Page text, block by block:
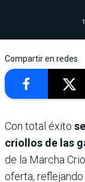
Compartir en redes
Con total éxito
criollos de las
de la Marcha
oferta,